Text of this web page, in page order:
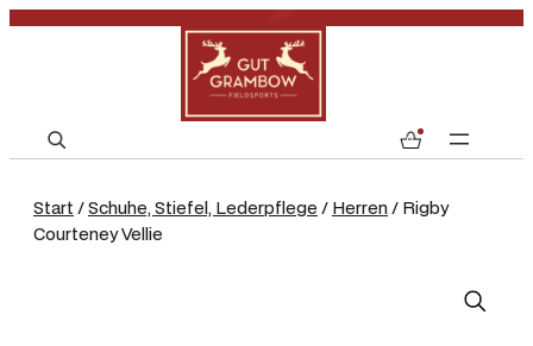
e
r
0
Start /Schuhe, Stiefel, Lederpflege / Herren / Rigby
Courteney Vellie